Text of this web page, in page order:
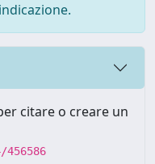
citare o creare un